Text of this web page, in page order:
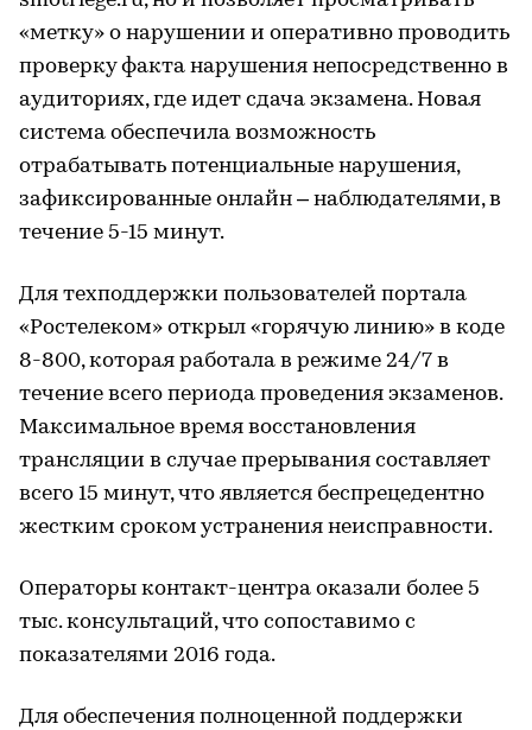
«метку» о нарушении и оперативно проводить
проверку факта нарушения непосредственно в
аудиториях, где идет сдача экзамена. Новая
система обеспечила возможность
отрабатывать потенциальные нарушения,
зафиксированные онлайн – наблюдателями, в
течение 5-15 минут.
Для техподдержки пользователей портала
«Ростелеком» открыл «горячую линию» в коде
8-800, которая работала в режиме 24/7 в
течение всего периода проведения экзаменов.
Максимальное время восстановления
трансляции в случае прерывания составляет
всего 15 минут, что является беспрецедентно
жестким сроком устранения неисправности.
Операторы контакт-центра оказали более 5
тыс. консультаций, что сопоставимо с
показателями 2016 года.
Для обеспечения полноценной поддержки